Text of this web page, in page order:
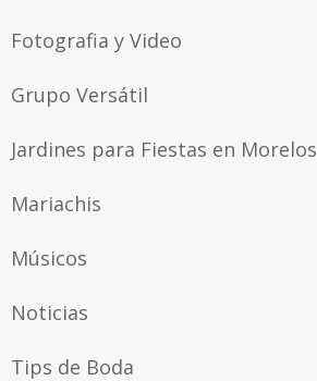
Fotografia y Video
Grupo Versátil
Jardines para Fiestas en Morelos
Mariachis
Músicos
Noticias
Tips de Boda